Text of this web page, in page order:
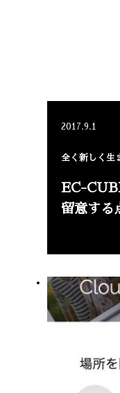
2017.9.1
全く新しく生
EC-
留意する